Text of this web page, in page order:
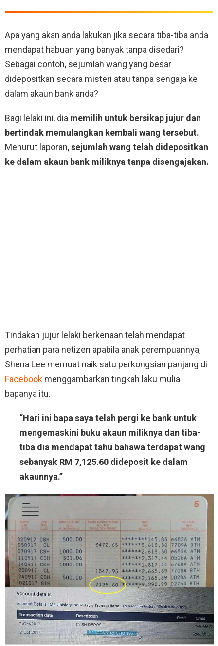
Apa yang akan anda lakukan jika secara tiba-tiba anda
mendapat habuan yang banyak tanpa disedari?
Sebagai contoh, sejumlah wang yang besar
didepositkan secara misteri atau tanpa sengaja ke
dalam akaun bank anda?
Bagi lelaki ini, dia memilih untuk bersikap jujur dan
bertindak memulangkan kembali wang tersebut.
Menurut laporan,sejumlah wang telah didepositkan
ke dalam akaun bank miliknya tanpa disengajakan.
Tindakan jujur lelaki berkenaan telah mendapat
perhatian para netizen apabila anak perempuannya,
Shena Lee memuat naik satu perkongsian panjang di
Facebook menggambarkan tingkah laku mulia
bapanya itu.
“Hari ini bapa saya telah pergi ke bank untuk
mengemaskini buku akaun miliknya dan tiba-
tiba dia mendapat tahu bahawa terdapat wang
sebanyak RM 7,125.60 dideposit ke dalam
akaunnya.”